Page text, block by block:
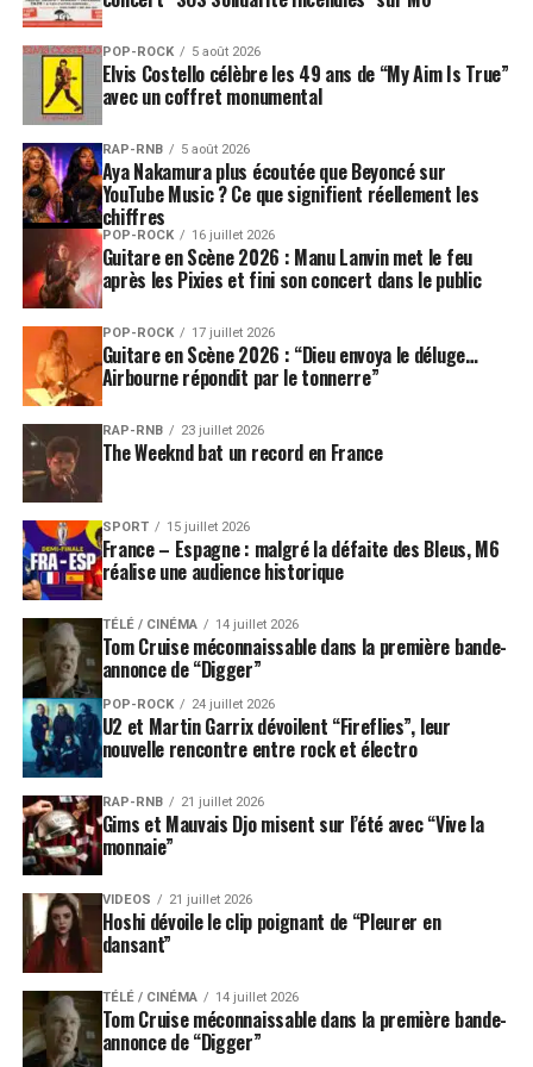
apaisé.
Phénomène culte deseighties, le trio de synth-pop
norvégiena-hase produira pour la première fois au
Festival. Sorti en 1984, leur tube intemporel
Meest récemment entré dans le club fermé des vidéos
dépassant le milliard de vues sur YouTube. Seules cinq
chansons du XXème siècle ont réussi pareil exploit.
Au rayon des musiques rock, l’Auditorium Stravinski
aura de quoi monter dans les décibels. Poète et crooner
magistral, bête de scène sauvage,
retour avec ses fidèles artificiers sonoresThe Bad
Seeds, quatre ans après un show monumental qui
restera dans les annales du Festival. Également réputé
pour ses performances scéniques, le quatuor
androgyne
2021, remet à lui seul le rock au sommet des charts.
Reconnaissance ultime: l’immense
avec le gang de potes italiens. La soirée du 15 juillet met
à l’honneur deux légendes britanniques des
Morrisonet Jeff Beck, dont les carrières phénoménales
ont largement surpassé la renommée de leurs groupes
initiaux – Them et les Yardbirds respectivement.
Collaborateur des plus grands (Mick Jagger, Stevie
Wonder, Jimmy Page…), Jeff Beck promet la présence
d’un invité spécial. Affaire à suivre !
Le jazz retrouve une place de choix à l’Auditorium
Stravinski avec un casting de haut vol représenté par
plusieurs musiciens amis du Festival. En clôture de
l’édition, les incontournables
Cullum
seront réunis sur une même soirée pour la
première fois à Montreux. Le 6 juillet sera dédié aux
grandes voix du jazz américain actuel
Gardot
etGregory Porter. Dialoguant entre jazz et
musiques pop, les soirées du 11 et du 14 juillet se
POP-ROCK 5 août 2026
Elvis Costello célèbre les 49 ans de “My Aim Is True”
avec un coffret monumental
RAP-RNB 5 août 2026
Aya Nakamura plus écoutée que Beyoncé sur
YouTube Music ? Ce que signifient réellement les
chiffres
POP-ROCK 16 juillet 2026
Guitare en Scène 2026 : Manu Lanvin met le feu
après les Pixies et fini son concert dans le public
POP-ROCK 17 juillet 2026
Guitare en Scène 2026 : “Dieu envoya le déluge…
Airbourne répondit par le tonnerre”
RAP-RNB 23 juillet 2026
The Weeknd bat un record en France
SPORT 15 juillet 2026
France – Espagne : malgré la défaite des Bleus, M6
réalise une audience historique
TÉLÉ / CINÉMA 14 juillet 2026
Tom Cruise méconnaissable dans la première bande-
annonce de “Digger”
POP-ROCK 24 juillet 2026
U2 et Martin Garrix dévoilent “Fireflies”, leur
nouvelle rencontre entre rock et électro
RAP-RNB 21 juillet 2026
Gims et Mauvais Djo misent sur l’été avec “Vive la
monnaie”
VIDEOS 21 juillet 2026
Hoshi dévoile le clip poignant de “Pleurer en
dansant”
TÉLÉ / CINÉMA 14 juillet 2026
Tom Cruise méconnaissable dans la première bande-
annonce de “Digger”